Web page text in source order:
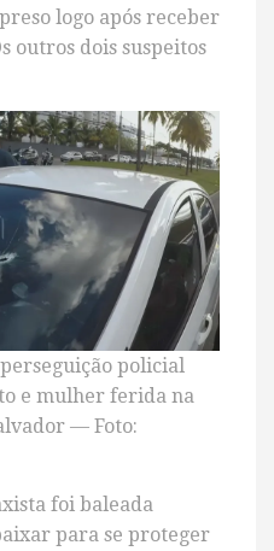
logo após receber
outros dois suspeitos
policial
e mulher ferida na
— Foto:
foi baleada
para se proteger